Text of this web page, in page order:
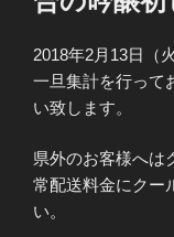
2018年2月13日（
一旦集計を行って
い致します。
県外のお客様へは
常配送料金にクー
い。